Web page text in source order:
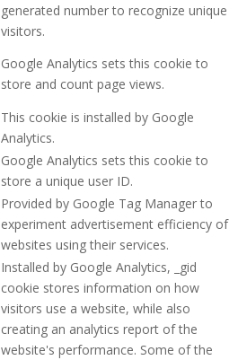
generated number to recognize unique
visitors.
Google Analytics sets this cookie to
store and count page views.
This cookie is installed by Google
Analytics.
Google Analytics sets this cookie to
store a unique user ID.
Provided by Google Tag Manager to
experiment advertisement efficiency of
websites using their services.
Installed by Google Analytics, _gid
cookie stores information on how
visitors use a website, while also
creating an analytics report of the
website's performance. Some of the